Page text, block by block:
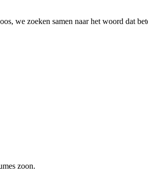
we zoeken samen naar het woord dat
zoon.